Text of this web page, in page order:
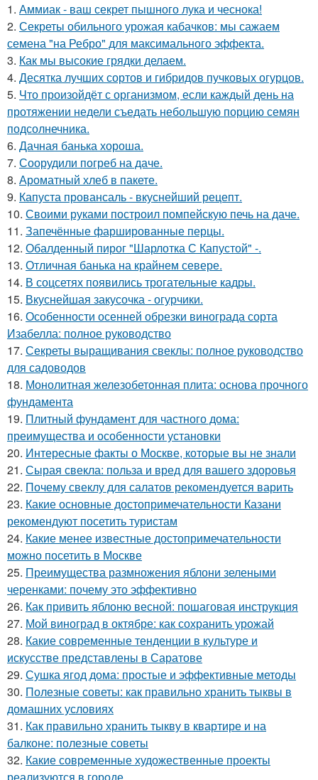
1. Аммиак - ваш секрет пышного лука и чеснока!
2. Секреты обильного урожая кабачков: мы сажаем
семена "на Ребро" для максимального эффекта.
3. Как мы высокие грядки делаем.
4. Десятка лучших сортов и гибридов пучковых огурцов.
5. Что произойдёт с организмом, если каждый день на
протяжении недели съедать небольшую порцию семян
подсолнечника.
6. Дачная банька хороша.
7. Соорудили погреб на даче.
8. Ароматный хлеб в пакете.
9. Капуста провансаль - вкуснейший рецепт.
10. Своими руками построил помпейскую печь на даче.
11. Запечённые фаршированные перцы.
12. Обалденный пирог "Шарлотка С Капустой" -.
13. Отличная банька на крайнем севере.
14. В соцсетях появились трогательные кадры.
15. Вкуснейшая закусочка - огурчики.
16. Особенности осенней обрезки винограда сорта
Изабелла: полное руководство
17. Секреты выращивания свеклы: полное руководство
для садоводов
18. Монолитная железобетонная плита: основа прочного
фундамента
19. Плитный фундамент для частного дома:
преимущества и особенности установки
20. Интересные факты о Москве, которые вы не знали
21. Сырая свекла: польза и вред для вашего здоровья
22. Почему свеклу для салатов рекомендуется варить
23. Какие основные достопримечательности Казани
рекомендуют посетить туристам
24. Какие менее известные достопримечательности
можно посетить в Москве
25. Преимущества размножения яблони зелеными
черенками: почему это эффективно
26. Как привить яблоню весной: пошаговая инструкция
27. Мой виноград в октябре: как сохранить урожай
28. Какие современные тенденции в культуре и
искусстве представлены в Саратове
29. Сушка ягод дома: простые и эффективные методы
30. Полезные советы: как правильно хранить тыквы в
домашних условиях
31. Как правильно хранить тыкву в квартире и на
балконе: полезные советы
32. Какие современные художественные проекты